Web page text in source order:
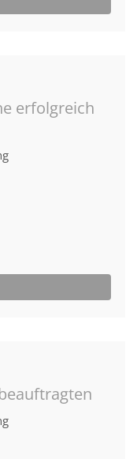
erfolgreich